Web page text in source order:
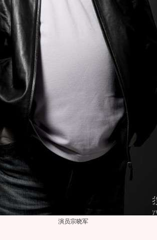
演员宗晓军